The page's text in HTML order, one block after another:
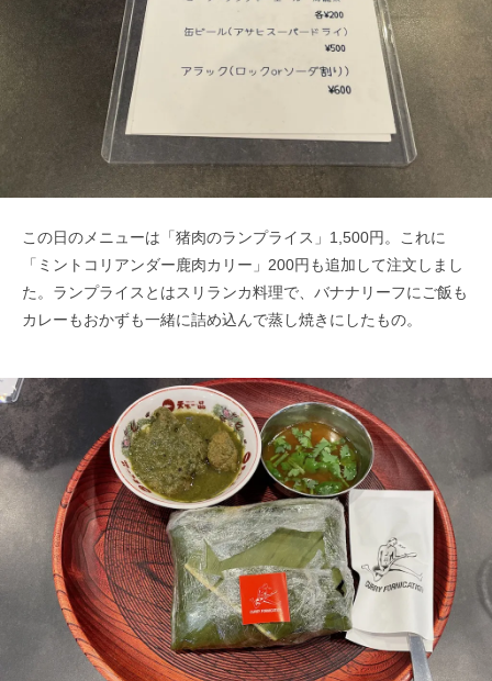
この日のメニューは「猪肉のランプライス」1,500円。これに
「ミントコリアンダー鹿肉カリー」200円も追加して注文しまし
た。ランプライスとはスリランカ料理で、バナナリーフにご飯も
カレーもおかずも一緒に詰め込んで蒸し焼きにしたもの。